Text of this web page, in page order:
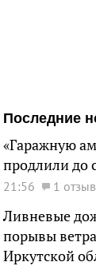
Последние
«Гаражную
продлили до
21:56 1 отзыв
Ливневые
порывы
Иркутской